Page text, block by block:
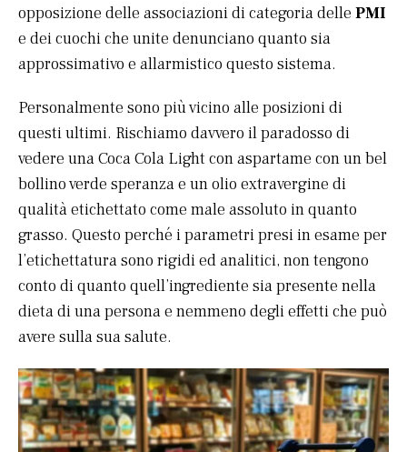
opposizione delle associazioni di categoria delle PMI
e dei cuochi che unite denunciano quanto sia
approssimativo e allarmistico questo sistema.
Personalmente sono più vicino alle posizioni di
questi ultimi. Rischiamo davvero il paradosso di
vedere una Coca Cola Light con aspartame con un bel
bollino verde speranza e un olio extravergine di
qualità etichettato come male assoluto in quanto
grasso. Questo perché i parametri presi in esame per
l’etichettatura sono rigidi ed analitici, non tengono
conto di quanto quell’ingrediente sia presente nella
dieta di una persona e nemmeno degli effetti che può
avere sulla sua salute.